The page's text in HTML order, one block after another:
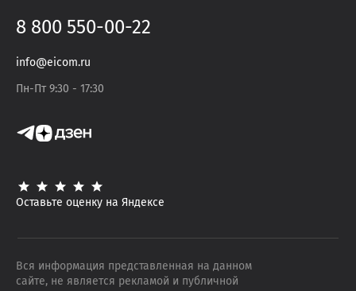
8 800 550-00-22
info@eicom.ru
Пн-Пт 9:30 - 17:30
Оставьте оценку на Яндексе
Вся информация представленная на данном
сайте, не является рекламой и публичной